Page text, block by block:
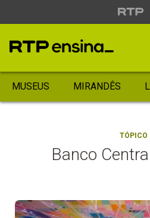
MUSEUS MIRANDÊS
TÓPICO
Banco